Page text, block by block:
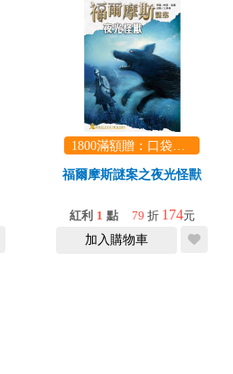
1800滿額贈：口袋玩具一份（隨機出貨） (summer read)
福爾摩斯謎案之夜光怪獸
紅利 1 點 79 折 174元
加入購物車